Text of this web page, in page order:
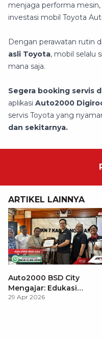
menjaga performa
investasi mobil Toyota
Dengan perawatan rutin
asli Toyota, mobil selalu
mana saja.
Segera booking servis
aplikasi Auto2000
servis Toyota yang
dan sekitarnya.
ARTIKEL LAINNYA
Auto2000 BSD City
Mengajar: Edukasi
Teknologi Hybrid Toyota
29 Apr 2026